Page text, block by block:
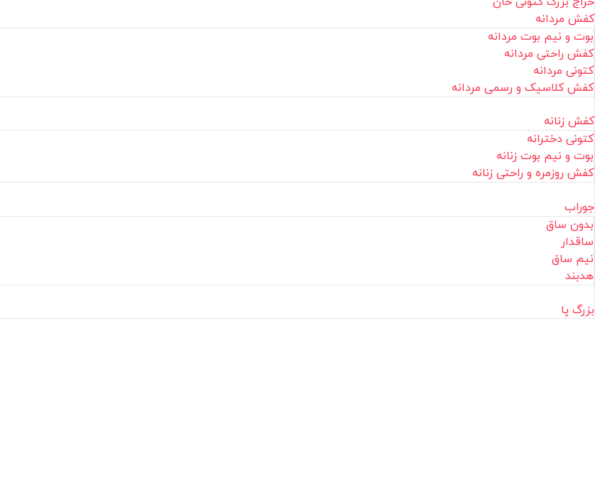
کفش مردانه
بوت و نیم بوت مردانه
کفش راحتی مردانه
کتونی مردانه
کفش کلاسیک و رسمی مردانه
کفش زنانه
کتونی دخترانه
بوت و نیم بوت زنانه
کفش روزمره و راحتی زنانه
جوراب
بدون ساق
ساقدار
نیم ساق
هدبند
بزرگ پا